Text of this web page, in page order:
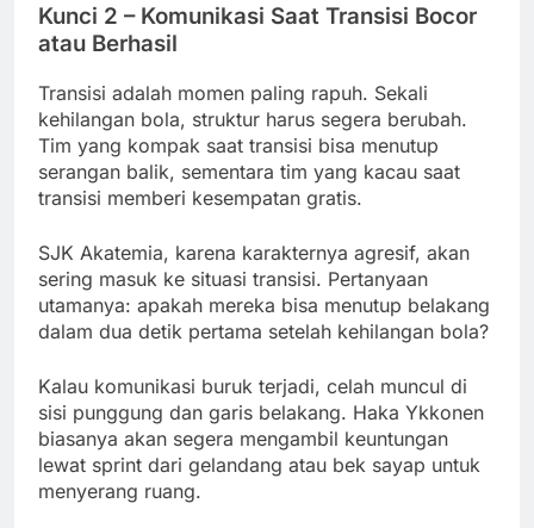
Kunci 2 – Komunikasi Saat Transisi Bocor
atau Berhasil
Transisi adalah momen paling rapuh. Sekali
kehilangan bola, struktur harus segera berubah.
Tim yang kompak saat transisi bisa menutup
serangan balik, sementara tim yang kacau saat
transisi memberi kesempatan gratis.
SJK Akatemia, karena karakternya agresif, akan
sering masuk ke situasi transisi. Pertanyaan
utamanya: apakah mereka bisa menutup belakang
dalam dua detik pertama setelah kehilangan bola?
Kalau komunikasi buruk terjadi, celah muncul di
sisi punggung dan garis belakang. Haka Ykkonen
biasanya akan segera mengambil keuntungan
lewat sprint dari gelandang atau bek sayap untuk
menyerang ruang.